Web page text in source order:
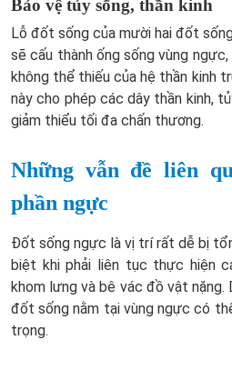
Bảo vệ tủy sống, thần kinh
Lỗ đốt sống của mười hai đốt
sẽ cấu thành ống sống vùng
không thể thiếu của hệ thần kinh
này cho phép các dây thần kinh,
giảm thiểu tối đa chấn thương.
Những vẫn đề liên
phần ngực
Đốt sống ngực là vị trí rất dễ bị
biệt khi phải liên tục thực hiện
khom lưng và bê vác đồ vật
đốt sống nằm tại vùng ngực có
trọng.